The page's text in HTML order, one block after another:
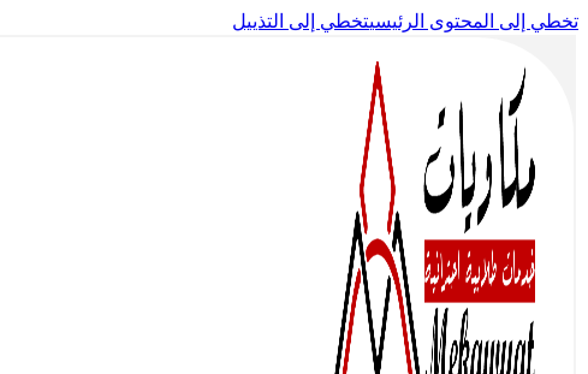
تخطي إلى المحتوى الرئيسيتخطي إلى التذييل